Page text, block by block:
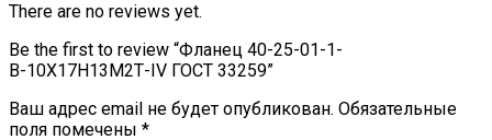
There are no reviews yet.
Be the first to review “Фланец 40-25-01-1-
В-10Х17Н13М2Т-IV ГОСТ 33259”
Ваш адрес email не будет опубликован. Обязательные
поля помечены *